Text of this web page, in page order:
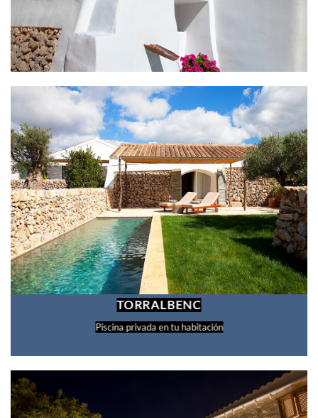
TORRALBENC
Piscina privada en tu habitación